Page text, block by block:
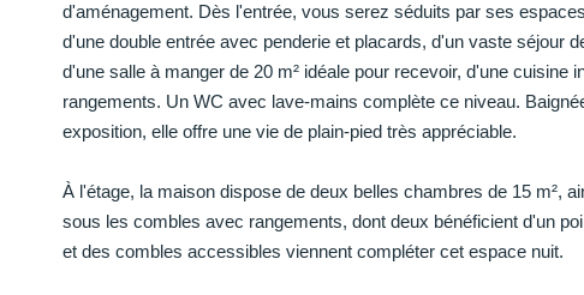
d'aménagement. Dès l'entrée, vous serez séduits par ses
d'une double entrée avec penderie et placards, d'un vaste séjour
d'une salle à manger de 20 m² idéale pour recevoir, d'une
rangements. Un WC avec lave-mains complète ce niveau.
exposition, elle offre une vie de plain-pied très appréciable.
À l'étage, la maison dispose de deux belles chambres de 15 m²,
sous les combles avec rangements, dont deux bénéficient d'un
et des combles accessibles viennent compléter cet espace nuit.